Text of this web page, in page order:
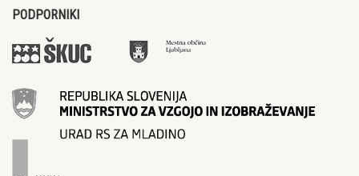
PODPORNIKI